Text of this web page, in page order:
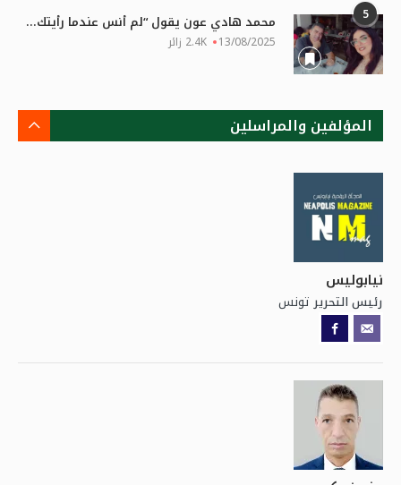
5 محمد هادي عون يقول “لم أنس عندما رأيتك...
13/08/2025 2.4K زائر
المؤلفين والمراسلين
نيابوليس
رئيس التحرير تونس